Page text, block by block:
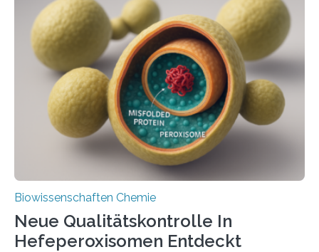
Biowissenschaften Chemie
Neue Qualitätskontrolle In
Hefeperoxisomen Entdeckt